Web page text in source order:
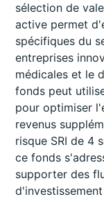
sélection de
active permet
spécifiques du
entreprises
médicales et le
fonds peut
pour optimiser
revenus
risque SRI de 4
ce fonds
supporter des